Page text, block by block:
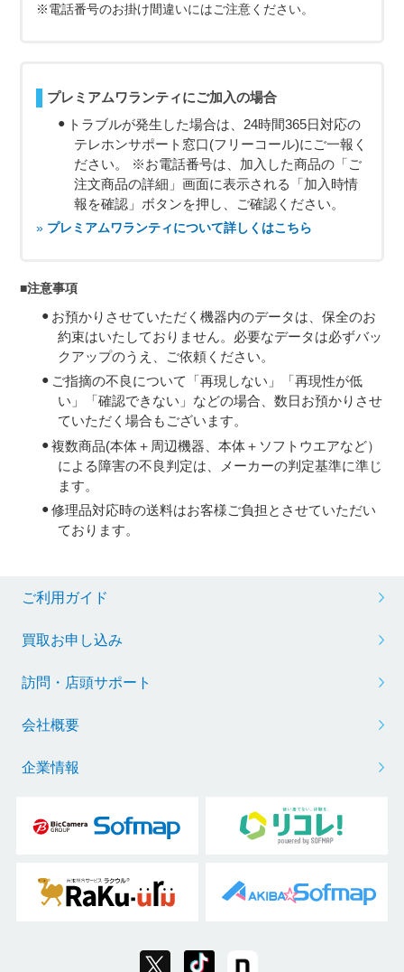
※電話番号のお掛け間違いにはご注意ください。
プレミアムワランティにご加入の場合
トラブルが発生した場合は、24時間365日対応の
テレホンサポート窓口(フリーコール)にご一報く
ださい。 ※お電話番号は、加入した商品の「ご
注文商品の詳細」画面に表示される「加入時情
報を確認」ボタンを押し、ご確認ください。
» プレミアムワランティについて詳しくはこちら
■注意事項
お預かりさせていただく機器内のデータは、保全のお
約束はいたしておりません。必要なデータは必ずバッ
クアップのうえ、ご依頼ください。
ご指摘の不良について「再現しない」「再現性が低
い」「確認できない」などの場合、数日お預かりさせ
ていただく場合もございます。
複数商品(本体＋周辺機器、本体＋ソフトウエアなど）
による障害の不良判定は、メーカーの判定基準に準じ
ます。
修理品対応時の送料はお客様ご負担とさせていただい
ております。
ご利用ガイド
買取お申し込み
訪問・店頭サポート
会社概要
企業情報